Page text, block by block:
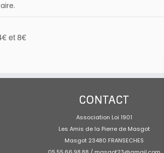
et 8€
CONTACT
Association Loi 1901
Les Amis de la Pierre de Masgot
Masgot 23480 FRANSECHES